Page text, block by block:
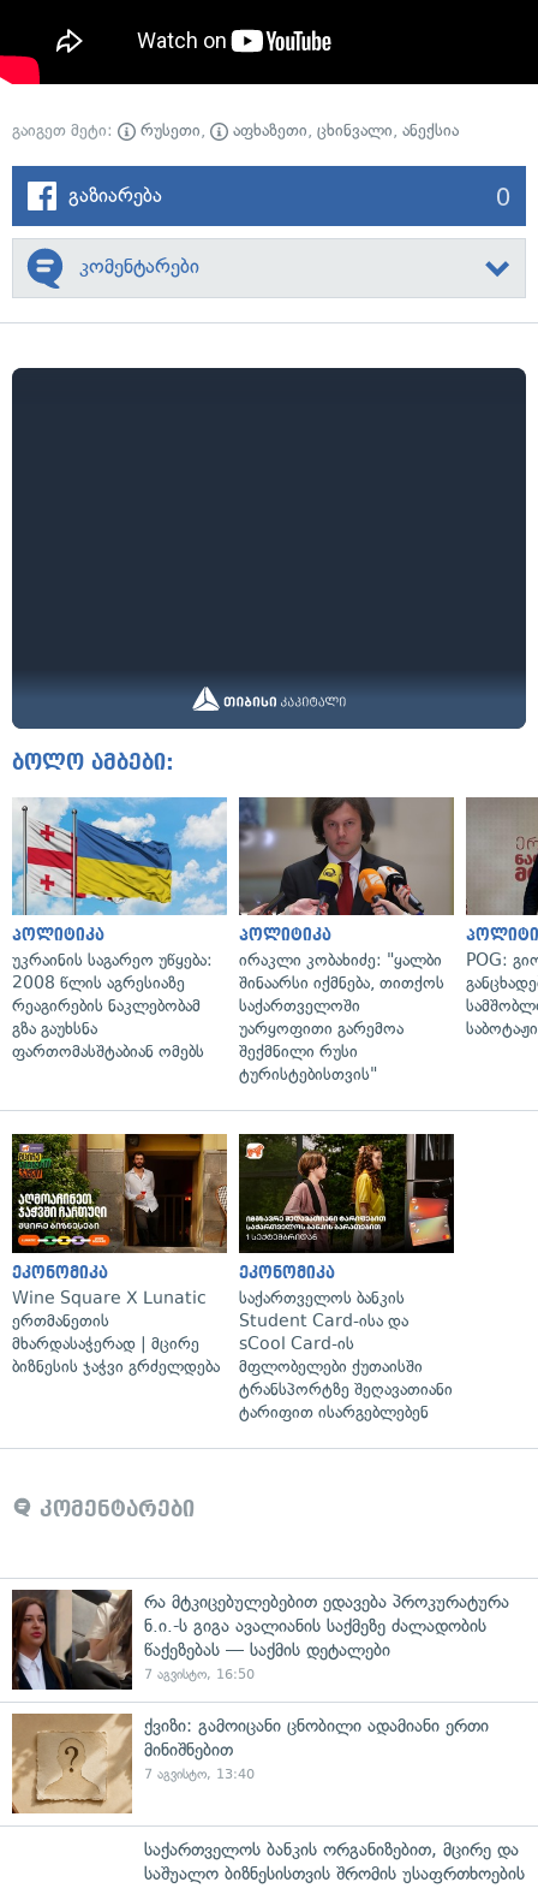
გაიგეთ მეტი: რუსეთი, აფხაზეთი, ცხინვალი, ანექსია
გაზიარება 0
კომენტარები
ბოლო ამბები:
პოლიტიკა
უკრაინის საგარეო უწყება:
2008 წლის აგრესიაზე
რეაგირების ნაკლებობამ
გზა გაუხსნა
ფართომასშტაბიან ომებს
პოლიტიკა
ირაკლი კობახიძე: "ყალბი
შინაარსი იქმნება, თითქოს
საქართველოში
უარყოფითი გარემოა
შექმნილი რუსი
ტურისტებისთვის"
POG:
ეკონომიკა
Wine Square X Lunatic
ერთმანეთის
მხარდასაჭერად | მცირე
ბიზნესის ჯაჭვი გრძელდება
ეკონომიკა
საქართველოს ბანკის
Student Card-ისა და
sCool Card-ის
მფლობელები ქუთაისში
ტრანსპორტზე შეღავათიანი
ტარიფით ისარგებლებენ
კომენტარები
რა მტკიცებულებებით ედავება პროკურატურა
ნ.ი.-ს გიგა ავალიანის საქმეზე ძალადობის
წაქეზებას — საქმის დეტალები
7 აგვისტო, 16:50
ქვიზი: გამოიცანი ცნობილი ადამიანი ერთი
მინიშნებით
7 აგვისტო, 13:40
საქართველოს ბანკის ორგანიზებით, მცირე და
საშუალო ბიზნესისთვის შრომის უსაფრთხოების